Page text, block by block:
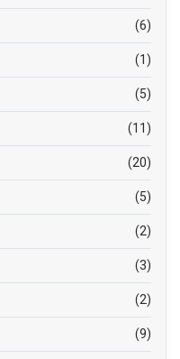
(6)
(1)
(5)
(11)
(20)
(5)
(2)
(3)
(2)
(9)